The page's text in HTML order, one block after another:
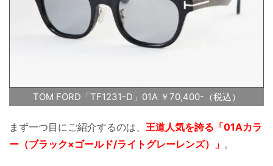
TOM FORD「TF1231-D」01A ￥70,400-（税込）
まず一つ目にご紹介するのは、 王道人気を誇る「01Aカラ
ー（ブラック×ゴールド/ライトグレーレンズ）」 。